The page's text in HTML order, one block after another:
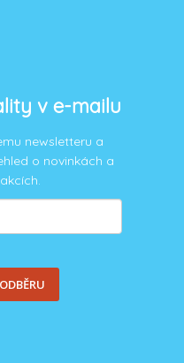
v e-mailu
newsletteru a
o novinkách a